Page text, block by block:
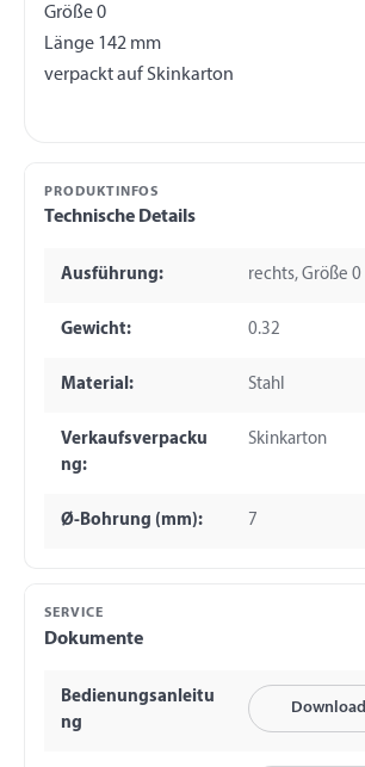
Größe 0
Länge 142 mm
PRODUKTINFOS
Technische Details
Ausführung: rechts, Größe 0
Gewicht: 0.32
Material: Stahl
Verkaufsverpacku
ng:
Skinkarton
Ø-Bohrung (mm): 7
SERVICE
Dokumente
Bedienungsanleitu
ng
Download